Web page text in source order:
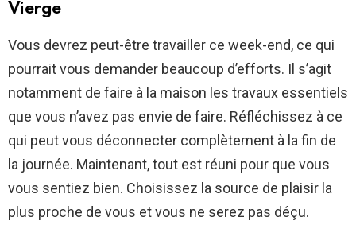
Vierge
Vous devrez peut-être travailler ce week-end, ce qui
pourrait vous demander beaucoup d’efforts. Il s’agit
notamment de faire à la maison les travaux essentiels
que vous n’avez pas envie de faire. Réfléchissez à ce
qui peut vous déconnecter complètement à la fin de
la journée. Maintenant, tout est réuni pour que vous
vous sentiez bien. Choisissez la source de plaisir la
plus proche de vous et vous ne serez pas déçu.